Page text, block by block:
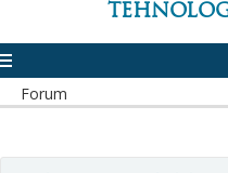
Forum